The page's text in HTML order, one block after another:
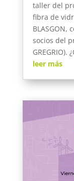
taller del
fibra de
BLASGON,
socios del
GREGRIO).
leer más